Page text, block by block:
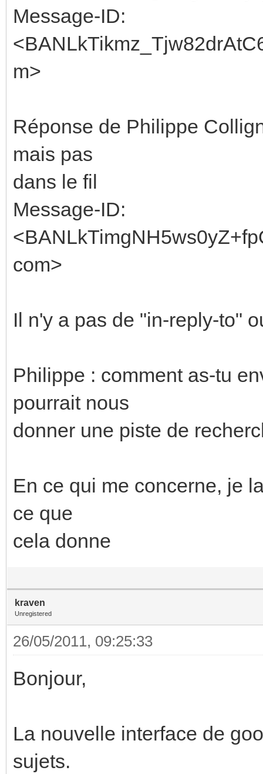
Message-ID:
m>
Réponse de Philippe
mais pas
dans le fil
Message-ID:
com>
Il n'y a pas de "in-reply-to"
Philippe : comment as-tu
pourrait nous
donner une piste de
En ce qui me concerne, je
ce que
cela donne
kraven
Unregistered
26/05/2011, 09:25:33
Bonjour,
La nouvelle interface de
sujets.